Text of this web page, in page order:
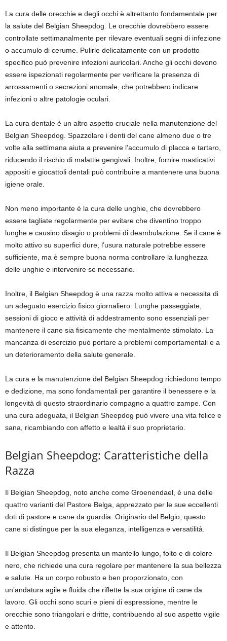
La cura delle orecchie e degli occhi è altrettanto fondamentale per
la salute del Belgian Sheepdog. Le orecchie dovrebbero essere
controllate settimanalmente per rilevare eventuali segni di infezione
o accumulo di cerume. Pulirle delicatamente con un prodotto
specifico può prevenire infezioni auricolari. Anche gli occhi devono
essere ispezionati regolarmente per verificare la presenza di
arrossamenti o secrezioni anomale, che potrebbero indicare
infezioni o altre patologie oculari.
La cura dentale è un altro aspetto cruciale nella manutenzione del
Belgian Sheepdog. Spazzolare i denti del cane almeno due o tre
volte alla settimana aiuta a prevenire l’accumulo di placca e tartaro,
riducendo il rischio di malattie gengivali. Inoltre, fornire masticativi
appositi e giocattoli dentali può contribuire a mantenere una buona
igiene orale.
Non meno importante è la cura delle unghie, che dovrebbero
essere tagliate regolarmente per evitare che diventino troppo
lunghe e causino disagio o problemi di deambulazione. Se il cane è
molto attivo su superfici dure, l’usura naturale potrebbe essere
sufficiente, ma è sempre buona norma controllare la lunghezza
delle unghie e intervenire se necessario.
Inoltre, il Belgian Sheepdog è una razza molto attiva e necessita di
un adeguato esercizio fisico giornaliero. Lunghe passeggiate,
sessioni di gioco e attività di addestramento sono essenziali per
mantenere il cane sia fisicamente che mentalmente stimolato. La
mancanza di esercizio può portare a problemi comportamentali e a
un deterioramento della salute generale.
La cura e la manutenzione del Belgian Sheepdog richiedono tempo
e dedizione, ma sono fondamentali per garantire il benessere e la
longevità di questo straordinario compagno a quattro zampe. Con
una cura adeguata, il Belgian Sheepdog può vivere una vita felice e
sana, ricambiando con affetto e lealtà il suo proprietario.
Belgian Sheepdog: Caratteristiche della
Razza
Il Belgian Sheepdog, noto anche come Groenendael, è una delle
quattro varianti del Pastore Belga, apprezzato per le sue eccellenti
doti di pastore e cane da guardia. Originario del Belgio, questo
cane si distingue per la sua eleganza, intelligenza e versatilità.
Il Belgian Sheepdog presenta un mantello lungo, folto e di colore
nero, che richiede una cura regolare per mantenere la sua bellezza
e salute. Ha un corpo robusto e ben proporzionato, con
un’andatura agile e fluida che riflette la sua origine di cane da
lavoro. Gli occhi sono scuri e pieni di espressione, mentre le
orecchie sono triangolari e dritte, contribuendo al suo aspetto vigile
e attento.